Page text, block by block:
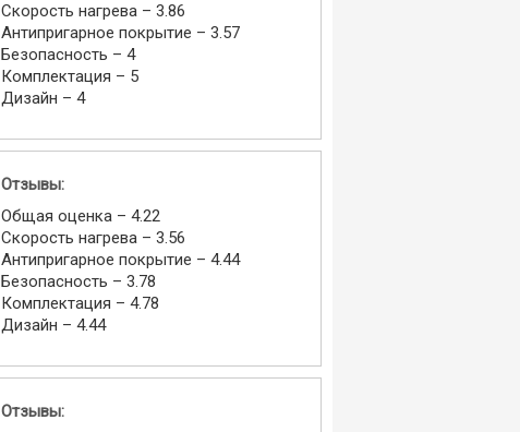
Скорость нагрева – 3.86
Антипригарное покрытие – 3.57
Безопасность – 4
Комплектация – 5
Дизайн – 4
Отзывы:
Общая оценка – 4.22
Скорость нагрева – 3.56
Антипригарное покрытие – 4.44
Безопасность – 3.78
Комплектация – 4.78
Дизайн – 4.44
Отзывы: